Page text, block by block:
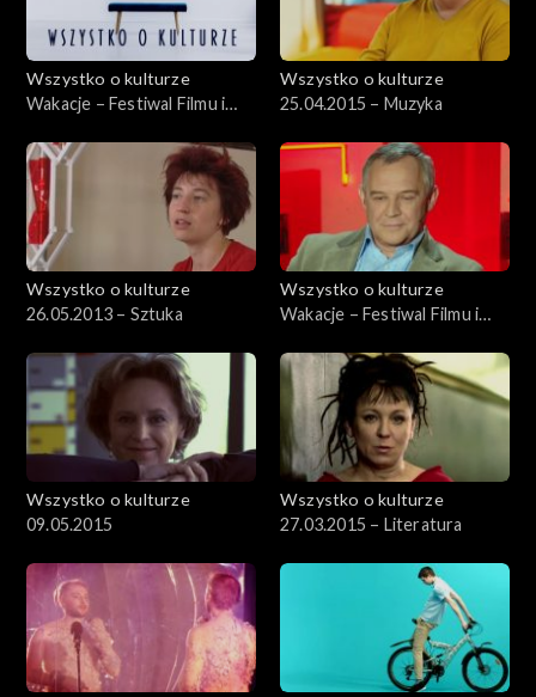
Wszystko o kulturze
Wakacje – Festiwal Filmu i
1.08.2012
Wszystko o kulturze
25.04.2015 – Muzyka
Wszystko o kulturze
26.05.2013 – Sztuka
Wszystko o kulturze
Wakacje – Festiwal Filmu i
29.07.2012, cz.2
Wszystko o kulturze
09.05.2015
Wszystko o kulturze
27.03.2015 – Literatura